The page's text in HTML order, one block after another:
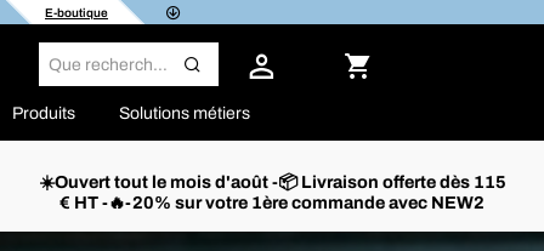
E-boutique
Produits Solutions métiers
☀️Ouvert tout le mois d'août -📦 Livraison offerte dès 115
€ HT -🔥-20% sur votre 1ère commande avec NEW2